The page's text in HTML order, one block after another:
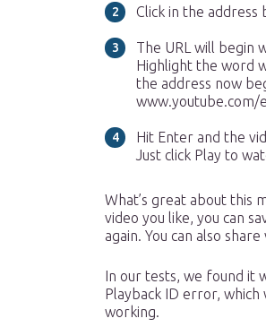
Click in the
The URL will begin
Highlight the word
the address now
Hit Enter and the
Just click Play to
What’s great about this
video you like, you can
again. You can also
In our tests, we found it
Playback ID error, which
working.